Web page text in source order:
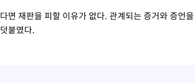
면 재판을 피할 이유가 없다. 관계되는 증거와 증언을
붙였다.